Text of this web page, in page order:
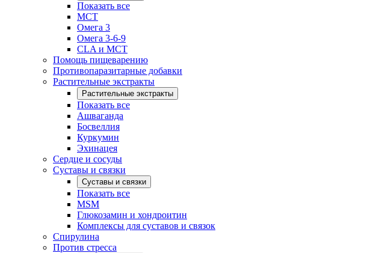
Показать все
MCT
Омега 3
Омега 3-6-9
CLA и MCT
Помощь пищеварению
Противопаразитарные добавки
Растительные экстракты
Растительные экстракты
Показать все
Ашваганда
Босвеллия
Куркумин
Эхинацея
Сердце и сосуды
Суставы и связки
Суставы и связки
Показать все
MSM
Глюкозамин и хондроитин
Комплексы для суставов и связок
Спирулина
Против стресса